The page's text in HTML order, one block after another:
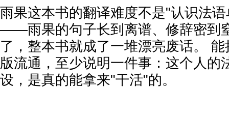
雨果这本书的翻译难度不是"认识法
——雨果的句子长到离谱、修辞密到
了，整本书就成了一堆漂亮废话。
版流通，至少说明一件事：这个人的
设，是真的能拿来"干活"的。